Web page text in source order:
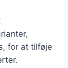
for at tilføje